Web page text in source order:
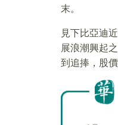
末。
見下比亞迪
展浪潮興起
到追捧，股